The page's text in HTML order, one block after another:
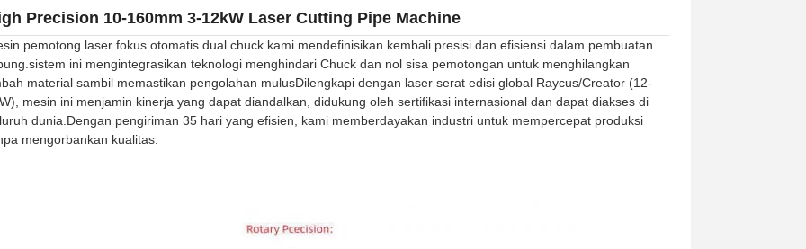
Precision 10-160mm 3-12kW Laser Cutting Pipe Machine
pemotong laser fokus otomatis dual chuck kami mendefinisikan kembali presisi dan efisiensi dalam pembuatan
ini mengintegrasikan teknologi menghindari Chuck dan nol sisa pemotongan untuk menghilangkan
material sambil memastikan pengolahan mulusDilengkapi dengan laser serat edisi global Raycus/Creator (12-
mesin ini menjamin kinerja yang dapat diandalkan, didukung oleh sertifikasi internasional dan dapat diakses di
dunia.Dengan pengiriman 35 hari yang efisien, kami memberdayakan industri untuk mempercepat produksi
mengorbankan kualitas.